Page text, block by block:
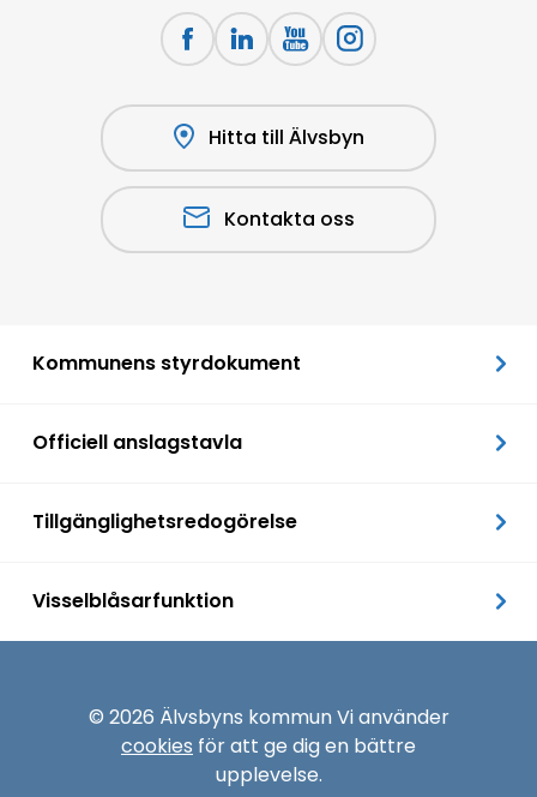
Hitta till Älvsbyn
Kontakta oss
Kommunens styrdokument
Officiell anslagstavla
Tillgänglighetsredogörelse
Visselblåsarfunktion
© 2026 Älvsbyns kommun Vi använder
cookies för att ge dig en bättre
upplevelse.